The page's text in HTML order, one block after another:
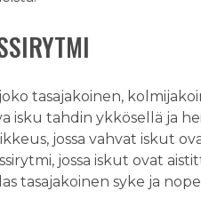
tasajakoinen,
isku tahdin ykkösellä ja
jossa vahvat iskut
jossa iskut ovat
tasajakoinen syke ja